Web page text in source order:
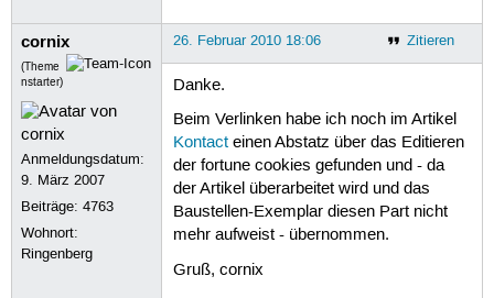
cornix
(Theme
nstarter)
Anmeldungsdatum:
9. März 2007
Beiträge:4763
Wohnort:
Ringenberg
Zitieren
26. Februar 2010 18:06
Danke.
Beim Verlinken habe ich noch im Artikel
Kontacteinen Abstatz über das Editieren
der fortune cookies gefunden und - da
der Artikel überarbeitet wird und das
Baustellen-Exemplar diesen Part nicht
mehr aufweist - übernommen.
Gruß, cornix